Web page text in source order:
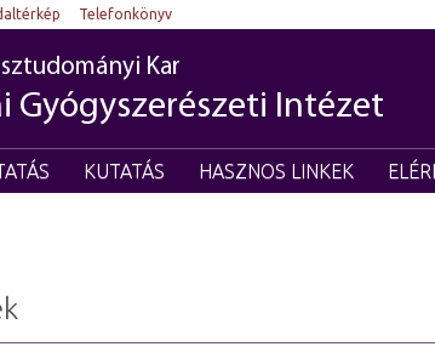
Telefonkönyv
Kar
Gyógyszerészeti Intézet
KUTATÁS HASZNOS LINKEK